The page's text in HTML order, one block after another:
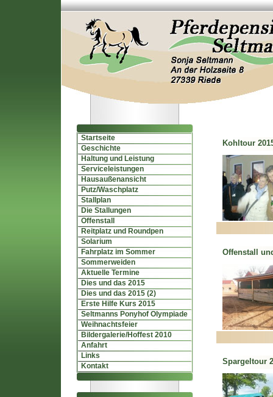
Startseite
Geschichte
Haltung und Leistung
Serviceleistungen
Hausaußenansicht
Putz/Waschplatz
Stallplan
Die Stallungen
Offenstall
Reitplatz und Roundpen
Solarium
Fahrplatz im Sommer
Sommerweiden
Aktuelle Termine
Dies und das 2015
Dies und das 2015 (2)
Erste Hilfe Kurs 2015
Seltmanns Ponyhof Olympiade
Weihnachtsfeier
Bildergalerie/Hoffest 2010
Anfahrt
Links
Kontakt
Kohltour
Offenstall
Spargeltour